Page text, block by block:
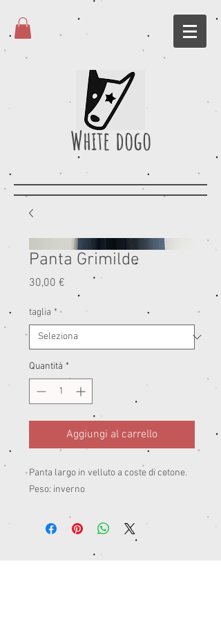
White dogo
Panta Grimilde
30,00 € Prezzo
taglia *
Quantità *
Aggiungi al carrello
Panta largo in velluto a coste di cotone.
Peso: inverno